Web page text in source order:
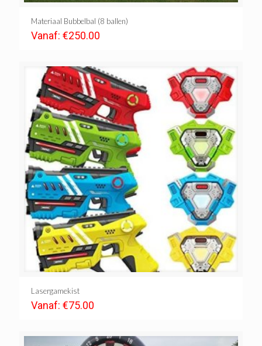
Materiaal Bubbelbal (8 ballen)
Vanaf: €250.00
Lasergamekist
Vanaf: €75.00